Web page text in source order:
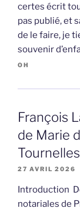
certes écrit
pas publié, et
de le faire, je
souvenir
OH
François
de Marie
27 AVRIL 2026
Introduction
notariales de